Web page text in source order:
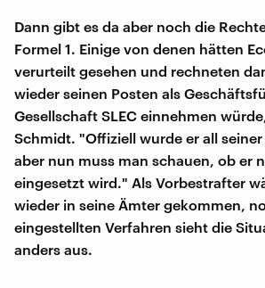
Dann gibt es da aber noch die
Formel 1. Einige von denen hätten
verurteilt gesehen und rechneten
wieder seinen Posten als
Gesellschaft SLEC einnehmen
Schmidt. "Offiziell wurde er all
aber nun muss man schauen, ob er
eingesetzt wird." Als Vorbestrafter
wieder in seine Ämter gekommen,
eingestellten Verfahren sieht die
anders aus.